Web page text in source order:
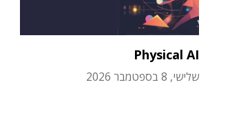
Physical AI
שלישי, 8 בספטמבר 2026